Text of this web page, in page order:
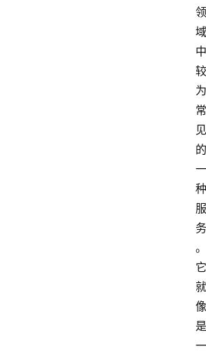
领
域
中
较
为
常
见
的
一
种
服
务
。
它
就
像
是
一